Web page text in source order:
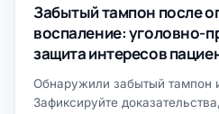
Забытый тампон после
воспаление: уголовно-
защита интересов
Обнаружили забытый тампон
Зафиксируйте